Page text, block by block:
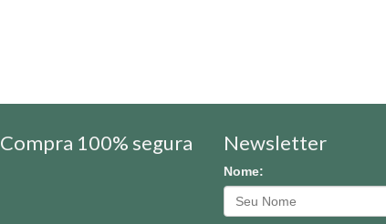
Compra 100% segura Newsletter
Nome: